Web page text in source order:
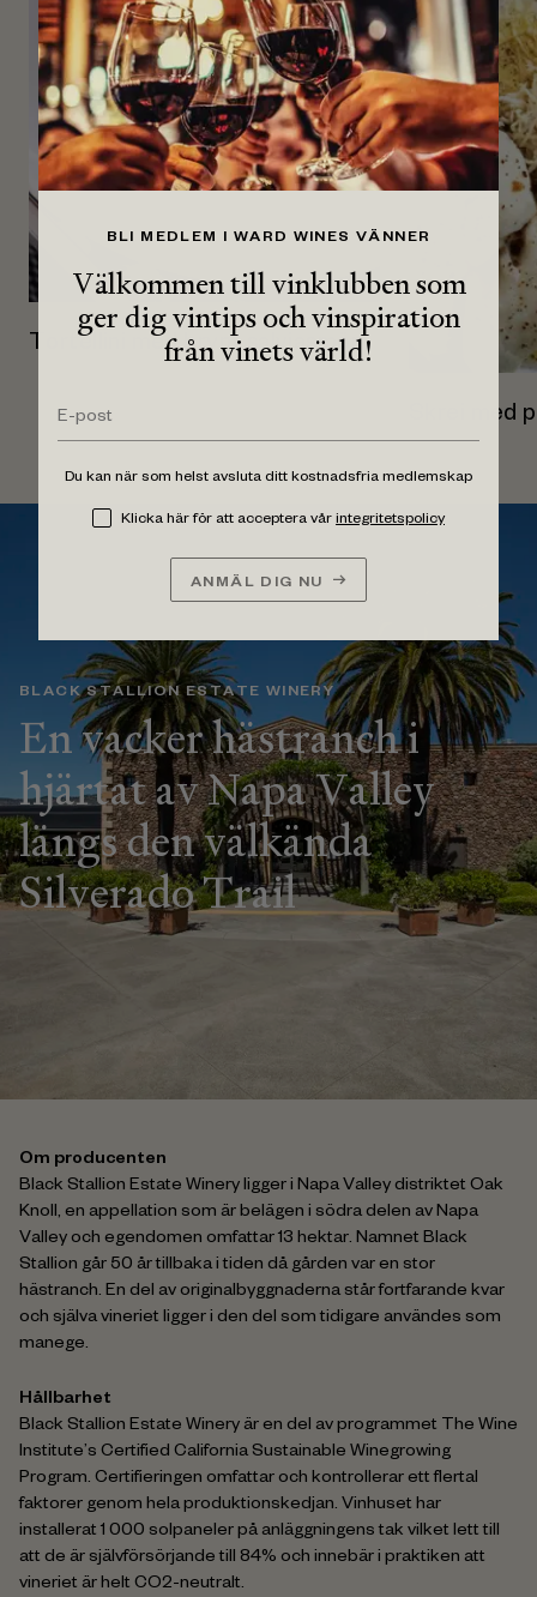
BLI MEDLEM I WARD WINES VÄNNER
Välkommen till vinklubben som
ger dig vintips och vinspiration
från vinets värld!
Du kan när som helst avsluta ditt kostnadsfria medlemskap
Klicka här för att acceptera vår integritetspolicy
ANMÄL DIG NU
Tortellini med brynt salviasmör
Skrei med
BLACK STALLION ESTATE WINERY
En vacker hästranch i
hjärtat av Napa Valley
längs den välkända
Silverado Trail
Om producenten
Black Stallion Estate Winery ligger i Napa Valley distriktet Oak
Knoll, en appellation som är belägen i södra delen av Napa
Valley och egendomen omfattar 13 hektar. Namnet Black
Stallion går 50 år tillbaka i tiden då gården var en stor
hästranch. En del av originalbyggnaderna står fortfarande kvar
och själva vineriet ligger i den del som tidigare användes som
manege.
Hållbarhet
Black Stallion Estate Winery är en del av programmet The Wine
Institute’s Certified California Sustainable Winegrowing
Program. Certifieringen omfattar och kontrollerar ett flertal
faktorer genom hela produktionskedjan. Vinhuset har
installerat 1 000 solpaneler på anläggningens tak vilket lett till
att de är självförsörjande till 84% och innebär i praktiken att
vineriet är helt CO2-neutralt.